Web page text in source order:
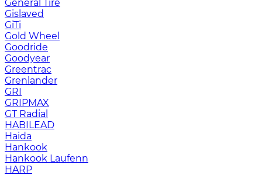
General Tire
Gislaved
GiTi
Gold Wheel
Goodride
Goodyear
Greentrac
Grenlander
GRI
GRIPMAX
GT Radial
HABILEAD
Haida
Hankook
Hankook Laufenn
HARP